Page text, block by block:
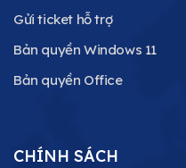
Gửi ticket hỗ trợ
Bản quyền Windows 11
Bản quyền Office
CHÍNH SÁCH